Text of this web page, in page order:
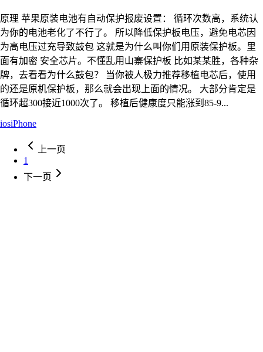
原理 苹果原装电池有自动保护报废设置： 循环次数高，系统认
为你的电池老化了不行了。 所以降低保护板电压，避免电芯因
为高电压过充导致鼓包 这就是为什么叫你们用原装保护板。里
面有加密 安全芯片。不懂乱用山寨保护板 比如某某胜，各种杂
牌，去看看为什么鼓包？ 当你被人极力推荐移植电芯后，使用
的还是原机保护板，那么就会出现上面的情况。 大部分肯定是
循环超300接近1000次了。 移植后健康度只能涨到85-9...
iosiPhone
上一页
1
下一页